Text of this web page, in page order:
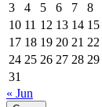
3
4 5 6 7 8
10 11 12 13 14 15
17 18 19 20 21 22
24 25 26 27 28 29
31
« Jun